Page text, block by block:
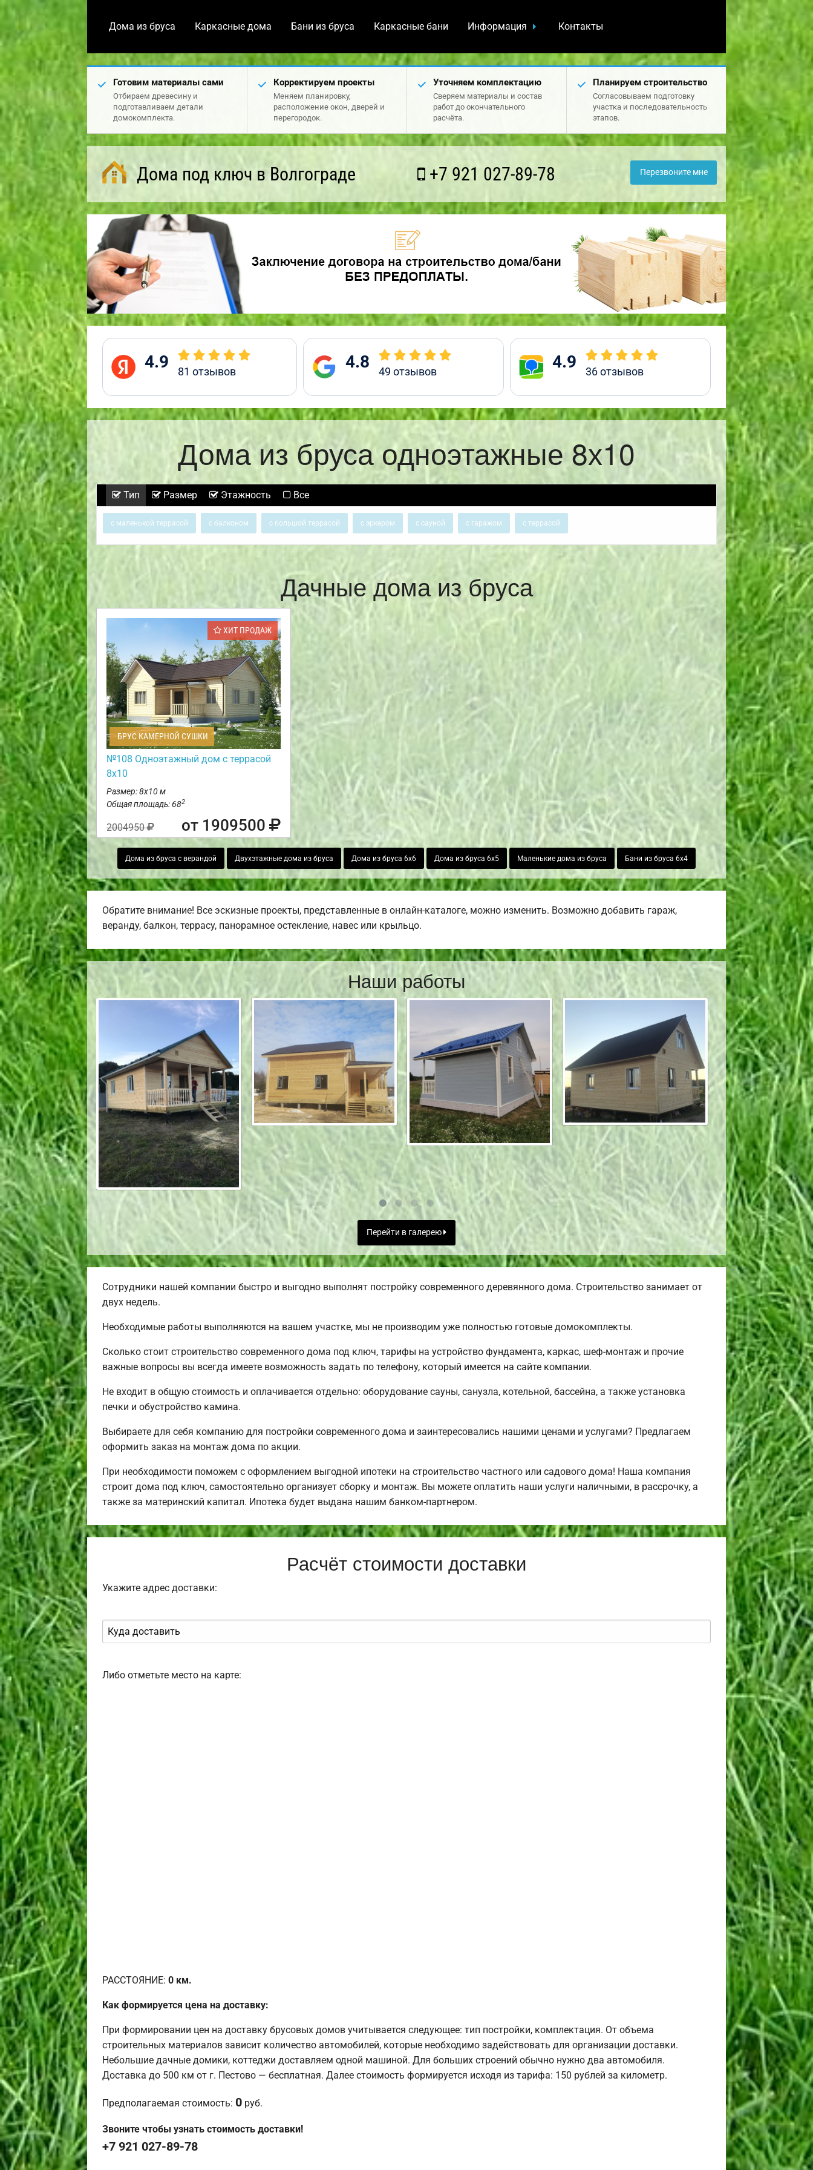
Дома из бруса Каркасные дома Бани из бруса Каркасные бани Информация Контакты
Готовим материалы сами
Отбираем древесину и
подготавливаем детали
домокомплекта.
Корректируем проекты
Меняем планировку,
расположение окон, дверей и
перегородок.
Уточняем комплектацию
Сверяем материалы и состав
работ до окончательного
расчёта.
Планируем строительство
Согласовываем подготовку
участка и последовательность
этапов.
Дома под ключ в Волгограде +7 921 027-89-78 Перезвоните мне
4.9 81 отзывов 4.8 49 отзывов 4.9 36отзывов
Дома из бруса одноэтажные 8х10
Тип Размер Этажность Все
с маленькой террасой с балконом с большой террасой с эркером с сауной с гаражом с террасой
Дачные дома из бруса
ХИТ ПРОДАЖ
БРУС КАМЕРНОЙ СУШКИ
№108 Одноэтажный дом с террасой
8х10
Размер: 8х10 м
Общая площадь: 682
2004950 от 1909500
Дома из бруса с верандой Двухэтажные дома из бруса Дома из бруса 6х6 Дома из бруса 6х5 Маленькие дома из бруса Бани из бруса 6х4
Обратите внимание! Все эскизные проекты, представленные в онлайн-каталоге, можно изменить. Возможно добавить гараж,
веранду, балкон, террасу, панорамное остекление, навес или крыльцо.
Наши работы
Перейти в галерею
Сотрудники нашей компании быстро и выгодно выполнят постройку современного деревянного дома. Строительство занимает от
двух недель.
Необходимые работы выполняются на вашем участке, мы не производим уже полностью готовые домокомплекты.
Сколько стоит строительство современного дома под ключ, тарифы на устройство фундамента, каркас, шеф-монтаж и прочие
важные вопросы вы всегда имеете возможность задать по телефону, который имеется на сайте компании.
Не входит в общую стоимость и оплачивается отдельно: оборудование сауны, санузла, котельной, бассейна, а также установка
печки и обустройство камина.
Выбираете для себя компанию для постройки современного дома и заинтересовались нашими ценами и услугами? Предлагаем
оформить заказ на монтаж дома по акции.
При необходимости поможем с оформлением выгодной ипотеки на строительство частного или садового дома! Наша компания
строит дома под ключ, самостоятельно организует сборку и монтаж. Вы можете оплатить наши услуги наличными, в рассрочку, а
также за материнский капитал. Ипотека будет выдана нашим банком-партнером.
Расчёт стоимости доставки
Укажите адрес доставки:
Либо отметьте место на карте:
РАССТОЯНИЕ: 0 км.
Как формируется цена на доставку:
При формировании цен на доставку брусовых домов учитывается следующее: тип постройки, комплектация. От объема
строительных материалов зависит количество автомобилей, которые необходимо задействовать для организации доставки.
Небольшие дачные домики, коттеджи доставляем одной машиной. Для больших строений обычно нужно два автомобиля.
Доставка до 500 км от г. Пестово — бесплатная. Далее стоимость формируется исходя из тарифа: 150 рублей за километр.
Предполагаемая стоимость: 0 руб.
Звоните чтобы узнать стоимость доставки!
+7 921 027-89-78